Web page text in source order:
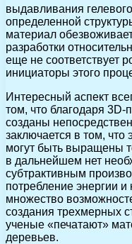
выдавливания
определенной
материал
разработки
еще не соответствует
инициаторы этого
Интересный аспект
том, что благодаря
созданы
заключается в том,
могут быть выращены
в дальнейшем нет
субтрактивным
потребление энергии
множество
создания трехмерных
ученые «печатают»
деревьев.